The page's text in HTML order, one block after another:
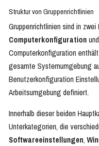
Struktur von Gruppenrichtlinien
Gruppenrichtlinien sind in
Computerkonfiguration und
Computerkonfiguration
gesamte Systemumgebung
Benutzerkonfiguration
Arbeitsumgebung definiert.
Innerhalb dieser beiden
Unterkategorien, die
Softwareeinstellungen,